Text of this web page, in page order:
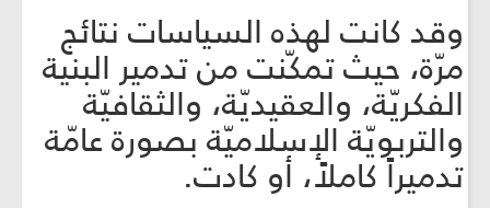
وقد كانت لهذه السياسات نتائج
مرّة، حيث تمكّنت من تدمير البنية
الفكريّة، والعقيديّة، والثقافيّة
والتربويّة الإسلاميّة بصورة عامّة
تدميراً كاملاً، أو كادت.